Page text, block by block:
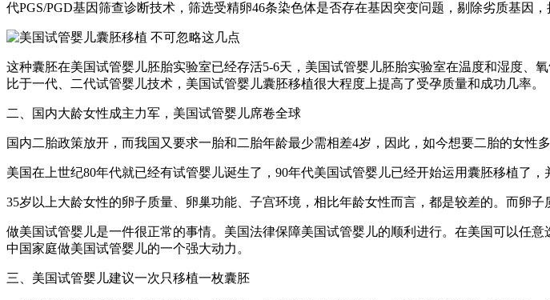
代PGS/PGD基因筛查诊断技术，筛选受精卵46条染色体是否存在基因突变问题，剔除劣质基因，
这种囊胚在美国试管婴儿胚胎实验室已经存活5-6天，美国试管婴儿胚胎实验室在温度和湿度
比于一代、二代试管婴儿技术，美国试管婴儿囊胚移植很大程度上提高了受孕质量和成功几率。
二、国内大龄女性成主力军，美国试管婴儿席卷全球
国内二胎政策放开，而我国又要求一胎和二胎年龄最少需相差4岁，因此，如今想要二胎的女性
美国在上世纪80年代就已经有试管婴儿诞生了，90年代美国试管婴儿已经开始运用囊胚移植了，
35岁以上大龄女性的卵子质量、卵巢功能、子宫环境，相比年龄女性而言，都是较差的。而卵
做美国试管婴儿是一件很正常的事情。美国法律保障美国试管婴儿的顺利进行。在美国可以任
中国家庭做美国试管婴儿的一个强大动力。
三、美国试管婴儿建议一次只移植一枚囊胚